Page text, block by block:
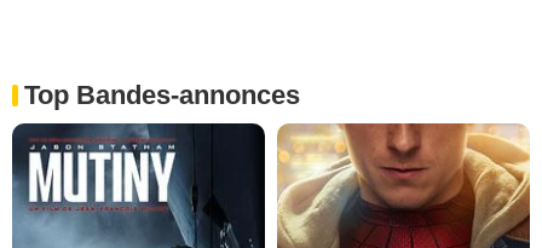
Top Bandes-annonces